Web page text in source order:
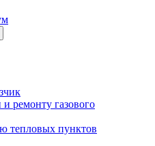
ремонту газового
тепловых пунктов